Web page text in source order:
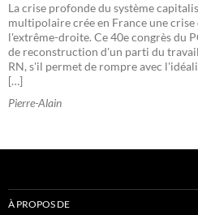
La crise profonde du système
multipolaire crée en France une
l'extrême-droite. Ce 40e congrès du
de reconstruction d'un parti du
RN, s'il permet de rompre avec
[…]
Pierre-Alain
À PROPOS DE